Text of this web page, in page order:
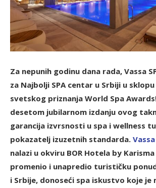
Za nepunih godinu dana rada, Vassa
za Najbolji SPA centar u Srbiji u
svetskog priznanja World Spa
desetom jubilarnom izdanju ovog
garancija izvrsnosti u spa i wellness
pokazatelj izuzetnih standarda. V
nalazi u okviru BOR Hotela by
promenio i unapredio turističku
i Srbije, donoseći spa iskustvo koje je